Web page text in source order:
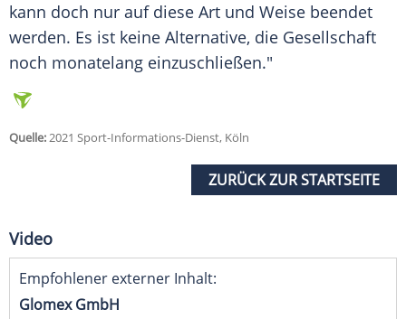
kann doch nur auf diese Art und Weise beendet
werden. Es ist keine Alternative, die Gesellschaft
noch monatelang einzuschließen."
Quelle:2021 Sport-Informations-Dienst, Köln
ZURÜCK ZUR STARTSEITE
Video
Empfohlener externer Inhalt:
Glomex GmbH